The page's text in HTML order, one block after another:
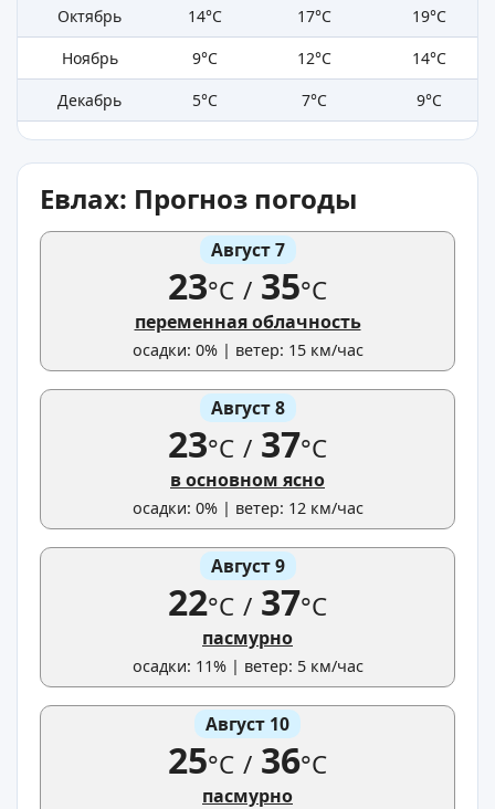
Октябрь
14°C 17°C
19°C
Ноябрь
9°C 12°C
14°C
Декабрь
5°C 7°C 9°C
Евлах: Прогноз погоды
Август 7
23°C / 35°C
переменная облачность
осадки: 0% | ветер: 15 км/час
Август 8
23°C / 37°C
в основном ясно
осадки: 0% | ветер: 12 км/час
Август 9
22°C / 37°C
пасмурно
осадки: 11% | ветер: 5 км/час
Август 10
25°C / 36°C
пасмурно